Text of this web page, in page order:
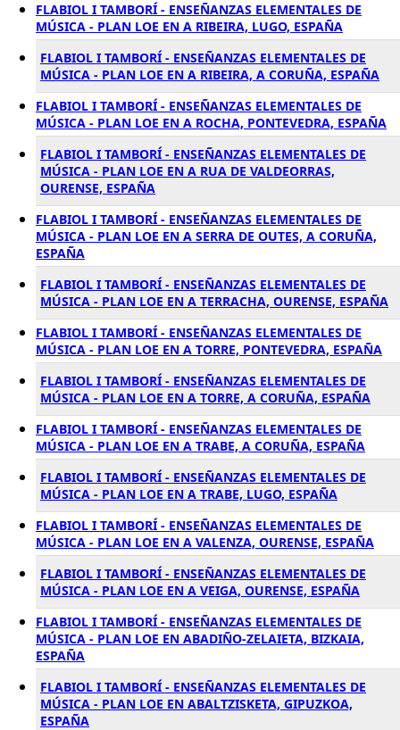
FLABIOL I TAMBORÍ - ENSEÑANZAS ELEMENTALES DE
MÚSICA - PLAN LOE EN A RIBEIRA, LUGO, ESPAÑA
FLABIOL I TAMBORÍ - ENSEÑANZAS ELEMENTALES DE
MÚSICA - PLAN LOE EN A RIBEIRA, A CORUÑA, ESPAÑA
FLABIOL I TAMBORÍ - ENSEÑANZAS ELEMENTALES DE
MÚSICA - PLAN LOE EN A ROCHA, PONTEVEDRA, ESPAÑA
FLABIOL I TAMBORÍ - ENSEÑANZAS ELEMENTALES DE
MÚSICA - PLAN LOE EN A RUA DE VALDEORRAS,
OURENSE, ESPAÑA
FLABIOL I TAMBORÍ - ENSEÑANZAS ELEMENTALES DE
MÚSICA - PLAN LOE EN A SERRA DE OUTES, A CORUÑA,
ESPAÑA
FLABIOL I TAMBORÍ - ENSEÑANZAS ELEMENTALES DE
MÚSICA - PLAN LOE EN A TERRACHA, OURENSE, ESPAÑA
FLABIOL I TAMBORÍ - ENSEÑANZAS ELEMENTALES DE
MÚSICA - PLAN LOE EN A TORRE, PONTEVEDRA, ESPAÑA
FLABIOL I TAMBORÍ - ENSEÑANZAS ELEMENTALES DE
MÚSICA - PLAN LOE EN A TORRE, A CORUÑA, ESPAÑA
FLABIOL I TAMBORÍ - ENSEÑANZAS ELEMENTALES DE
MÚSICA - PLAN LOE EN A TRABE, A CORUÑA, ESPAÑA
FLABIOL I TAMBORÍ - ENSEÑANZAS ELEMENTALES DE
MÚSICA - PLAN LOE EN A TRABE, LUGO, ESPAÑA
FLABIOL I TAMBORÍ - ENSEÑANZAS ELEMENTALES DE
MÚSICA - PLAN LOE EN A VALENZA, OURENSE, ESPAÑA
FLABIOL I TAMBORÍ - ENSEÑANZAS ELEMENTALES DE
MÚSICA - PLAN LOE EN A VEIGA, OURENSE, ESPAÑA
FLABIOL I TAMBORÍ - ENSEÑANZAS ELEMENTALES DE
MÚSICA - PLAN LOE EN ABADIÑO-ZELAIETA, BIZKAIA,
ESPAÑA
FLABIOL I TAMBORÍ - ENSEÑANZAS ELEMENTALES DE
MÚSICA - PLAN LOE EN ABALTZISKETA, GIPUZKOA,
ESPAÑA